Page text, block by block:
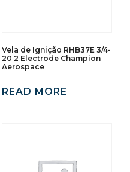
Vela de Ignição RHB37E 3/4-
20 2 Electrode Champion
Aerospace
READ MORE